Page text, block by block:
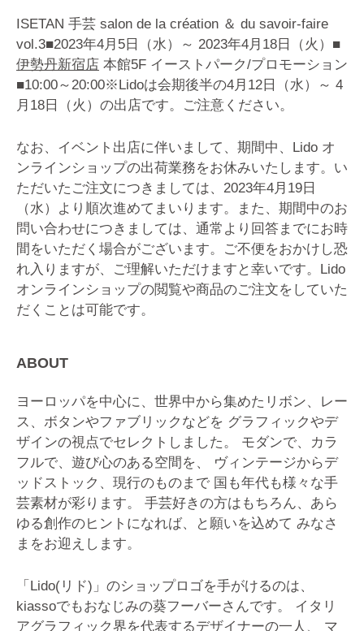
ISETAN 手芸 salon de la création ＆ du savoir-faire
vol.3■2023年4月5日（水）～ 2023年4月18日（火） ■
伊勢丹新宿店 本館5F イーストパーク/プロモーション
■10:00～20:00※Lidoは会期後半の4月12日（水）～ 4
月18日（火）の出店です。ご注意ください。
なお、イベント出店に伴いまして、期間中、Lido オ
ンラインショップの出荷業務をお休みいたします。い
ただいたご注文につきましては、2023年4月19日
（水）より順次進めてまいります。
また、期間中のお
問い合わせにつきましては、通常より回答までにお時
間をいただく場合がございます。
ご不便をおかけし恐
れ入りますが、ご理解いただけますと幸いです。 Lido
オンラインショップの閲覧や商品のご注文をしていた
だくことは可能です。
ABOUT
ヨーロッパを中心に、世界中から集めたリボン、レー
ス、ボタンやファブリックなどを グラフィックやデ
ザインの視点でセレクトしました。
モダンで、カラ
フルで、遊び心のある空間を、
ヴィンテージからデ
ッドストック、現行のものまで 国も年代も様々な手
芸素材が彩ります。
手芸好きの方はもちろん、あら
ゆる創作のヒントになれば、と願いを込めて みなさ
まをお迎えします。
「Lido(リド)」のショップロゴを手がけるのは、
kiassoでもおなじみの葵フーバーさんです。
イタリ
アグラフィック界を代表するデザイナーの一人、
マ